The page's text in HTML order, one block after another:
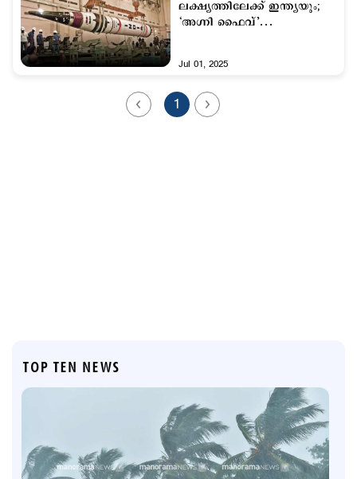
ലക്ഷ്യത്തിലേക്ക് ഇന്ത്യയും;
‘അഗ്നി ഫൈവ്’
Jul 01, 2025
1
TOP TEN NEWS